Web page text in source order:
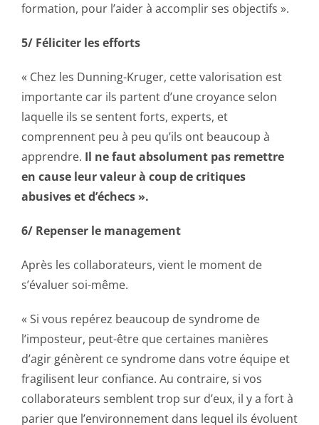
formation, pour l’aider à accomplir ses objectifs ».
5/ Féliciter les efforts
« Chez les Dunning-Kruger, cette valorisation est
importante car ils partent d’une croyance selon
laquelle ils se sentent forts, experts, et
comprennent peu à peu qu’ils ont beaucoup à
apprendre. Il ne faut absolument pas remettre
en cause leur valeur à coup de critiques
abusives et d’échecs ».
6/ Repenser le management
Après les collaborateurs, vient le moment de
s’évaluer soi-même.
« Si vous repérez beaucoup de syndrome de
l’imposteur, peut-être que certaines manières
d’agir génèrent ce syndrome dans votre équipe et
fragilisent leur confiance. Au contraire, si vos
collaborateurs semblent trop sur d’eux, il y a fort à
parier que l’environnement dans lequel ils évoluent